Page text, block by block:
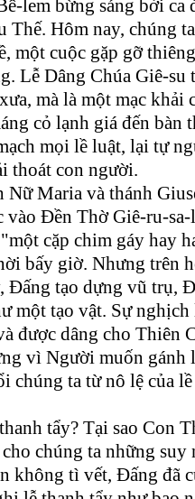
lem bừng sáng bởi ca
Thế. Hôm nay, chúng
một cuộc gặp gỡ
Lễ Dâng Chúa Giê-
mà là một mạc
cỏ lạnh giá đến
mọi lề luật, lại tự
thoát con người.
Maria và thánh
Đền Thờ Giê-ru-
cặp chim gáy hay
bấy giờ. Nhưng trên
tạo dựng vũ trụ,
một tạo vật. Sự
được dâng cho Thiên
vì Người muốn gánh
chúng ta từ nô lệ của
tẩy? Tại sao Con
chúng ta những
tì vết, Đấng đã